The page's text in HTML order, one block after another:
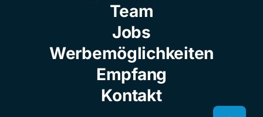
Team
Jobs
Werbemöglichkeiten
Empfang
Kontakt